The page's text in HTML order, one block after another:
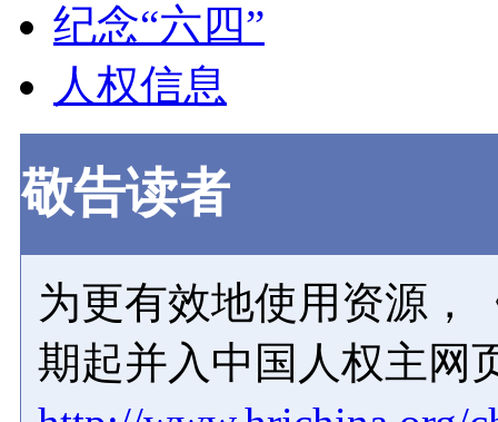
纪念“六四”
人权信息
敬告读者
为更有效地使用资源，
期起并入中国人权主网